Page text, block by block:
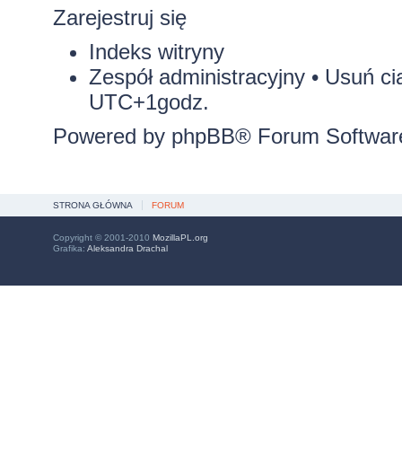
Zarejestruj się
Indeks witryny
Zespół administracyjny• Usuń
UTC+1godz.
Powered by phpBB® Forum
STRONA GŁÓWNA FORUM
Copyright © 2001-2010 MozillaPL.org
Grafika: Aleksandra Drachal